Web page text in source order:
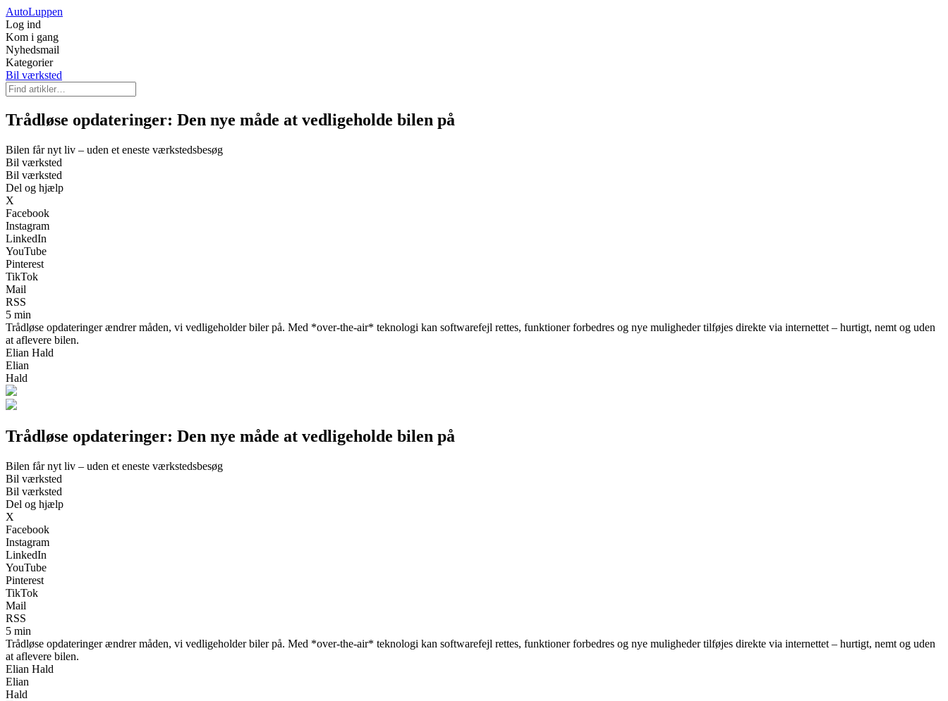
AutoLuppen
Log ind
Kom i gang
Nyhedsmail
Kategorier
Bil værksted
Trådløse opdateringer: Den nye måde at vedligeholde bilen på
Bilen får nyt liv – uden et eneste værkstedsbesøg
Bil værksted
Bil værksted
Del og hjælp
X
Facebook
Instagram
LinkedIn
YouTube
Pinterest
TikTok
Mail
RSS
5 min
Trådløse opdateringer ændrer måden, vi vedligeholder biler på. Med *over-the-air* teknologi kan softwarefejl rettes, funktioner forbedres og nye muligheder tilføjes direkte via internettet – hurtigt, nemt og uden
at aflevere bilen.
Elian Hald
Elian
Hald
Trådløse opdateringer: Den nye måde at vedligeholde bilen på
Bilen får nyt liv – uden et eneste værkstedsbesøg
Bil værksted
Bil værksted
Del og hjælp
X
Facebook
Instagram
LinkedIn
YouTube
Pinterest
TikTok
Mail
RSS
5 min
Trådløse opdateringer ændrer måden, vi vedligeholder biler på. Med *over-the-air* teknologi kan softwarefejl rettes, funktioner forbedres og nye muligheder tilføjes direkte via internettet – hurtigt, nemt og uden
at aflevere bilen.
Elian Hald
Elian
Hald